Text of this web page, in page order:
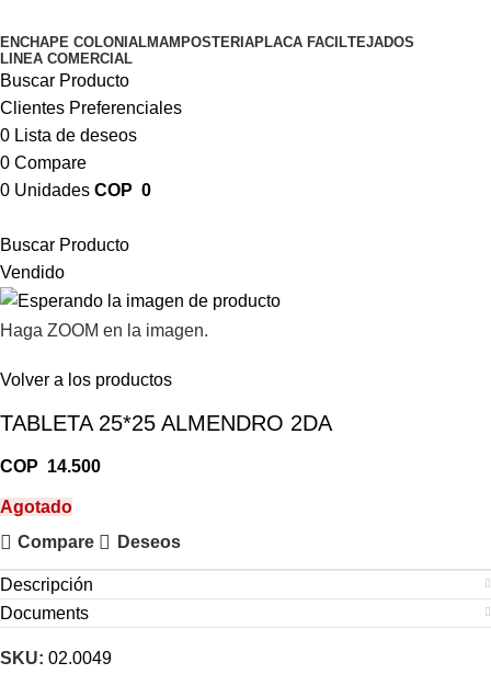
ENCHAPE COLONIALMAMPOSTERIAPLACA FACILTEJADOS
LINEA COMERCIAL
Buscar Producto
Clientes Preferenciales
0 Lista de deseos
0 Compare
0 Unidades COP 0
Buscar Producto
Vendido
Haga ZOOM en la imagen.
Volver a los productos
TABLETA 25*25 ALMENDRO 2DA
COP
Agotado
Compare
Deseos
Descripción
Documents
SKU: 02.0049